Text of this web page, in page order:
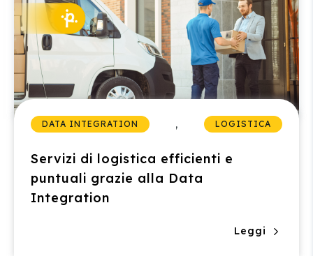
DATA INTEGRATION , LOGISTICA
Servizi di logistica efficienti e
puntuali grazie alla Data
Integration
Leggi